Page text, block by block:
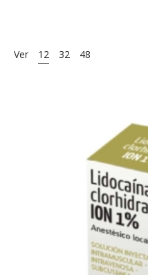
Ver 12 32 48